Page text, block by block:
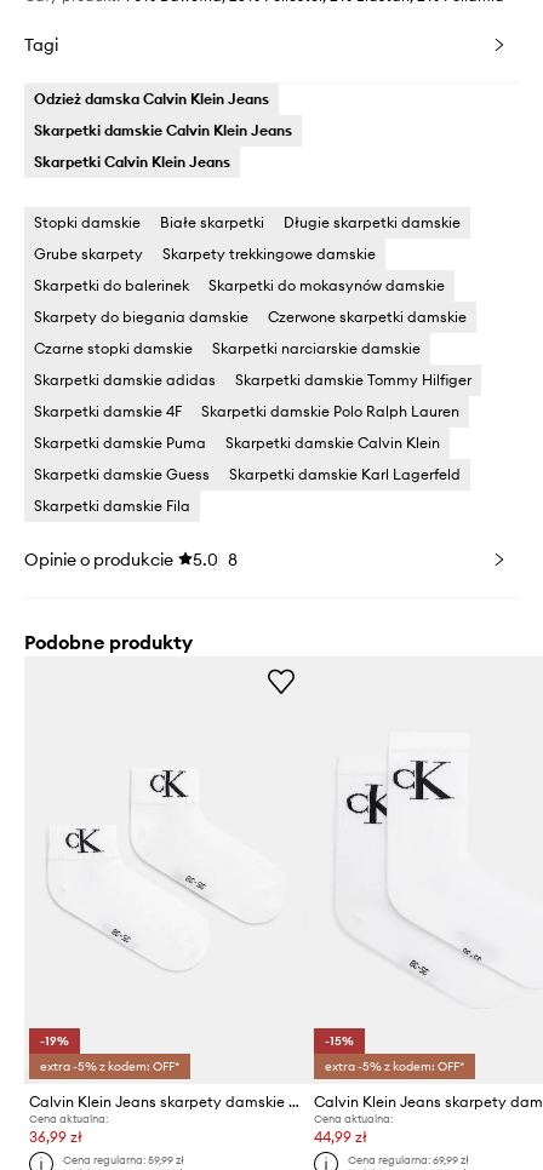
Tagi
Odzież damska Calvin Klein Jeans
Skarpetki damskie Calvin Klein Jeans
Skarpetki Calvin Klein Jeans
Stopki damskie Białe skarpetki
Długie skarpetki damskie
Grube skarpety
Skarpety trekkingowe damskie
Skarpetki do balerinek
Skarpetki do mokasynów damskie
Skarpety do biegania damskie
Czerwone skarpetki damskie
Czarne stopki damskie
Skarpetki narciarskie damskie
Skarpetki damskie adidas
Skarpetki damskie Tommy Hilfiger
Skarpetki damskie 4F
Skarpetki damskie Polo Ralph Lauren
Skarpetki damskie Puma
Skarpetki damskie Calvin Klein
Skarpetki damskie Guess
Skarpetki damskie Karl Lagerfeld
Skarpetki damskie Fila
Opinie o produkcie 5.0 8
Podobne produkty
-19%
extra -5% z kodem: OFF*
Calvin Klein Jeans skarpety damskie z bawełną 2-pack
Cena aktualna:
36,99 zł
Cena regularna:59,99 zł
-15%
extra -5% z kodem: OFF*
Cena aktualna:
44,99 zł
Cena regularna: 69,99 zł